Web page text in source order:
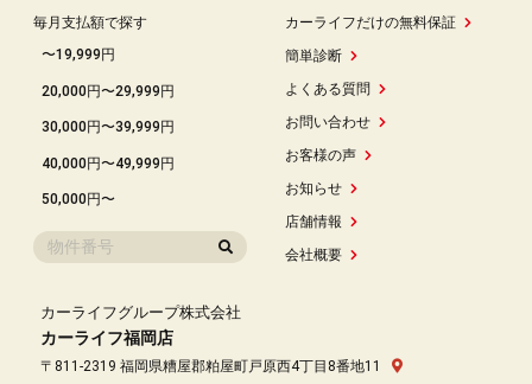
毎月支払額で探す
〜19,999円
20,000円〜29,999円
30,000円〜39,999円
40,000円〜49,999円
50,000円〜
カーライフだけの無料保証
簡単診断
よくある質問
お問い合わせ
お客様の声
お知らせ
店舗情報
会社概要
カーライフグループ株式会社
カーライフ福岡店
〒811-2319 福岡県糟屋郡粕屋町戸原西4丁目8番地11